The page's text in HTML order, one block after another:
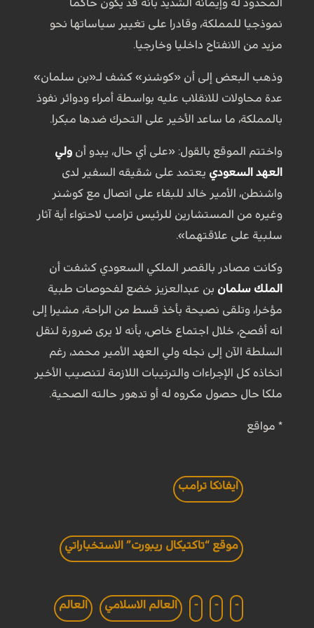
المحدود له وإيمانه الشديد بأنه قد يكون حاكما
نموذجيا للمملكة، وقادرا على تغيير سياساتها نحو
مزيد من الانفتاح داخليا وخارجيا.
وذهب البعض إلى أن «كوشنر» كشف لـ«بن سلمان»
عدة محاولات للانقلاب عليه بواسطة أمراء ودوائر نفوذ
بالمملكة، ما ساعد الأخير على التحرك ضدها مبكرا.
واختتم الموقع بالقول: «على أي حال، يبدو أن ولي
العهد السعودي يعتمد على شقيقه السفير لدى
واشنطن، الأمير خالد للبقاء على اتصال مع كوشنر
وغيره من المستشارين للرئيس ترامب لاحتواء أية آثار
سلبية على علاقتهما».
وكانت مصادر بالقصر الملكي السعودي كشفت أن
الملك سلمان بن عبدالعزيز خضع لفحوصات طبية
مؤخرا، وتلقى نصيحة بأخذ قسط من الراحة، مشيرا إلى
انه أفصح، خلال اجتماع خاص، بأنه لا يرى ضرورة لنقل
السلطة الآن إلى نجله ولي العهد الأمير محمد، رغم
اتخاذه كل الإجراءات والترتيبات اللازمة لتنصيب الأخير
ملكا حال حصول مكروه له أو تدهور حالته الصحية.
* مواقع
ايفانكا ترامب
موقع “تاكتيكال ريبورت” الاستخباراتي
-
-
- العالم الاسلامي العالم